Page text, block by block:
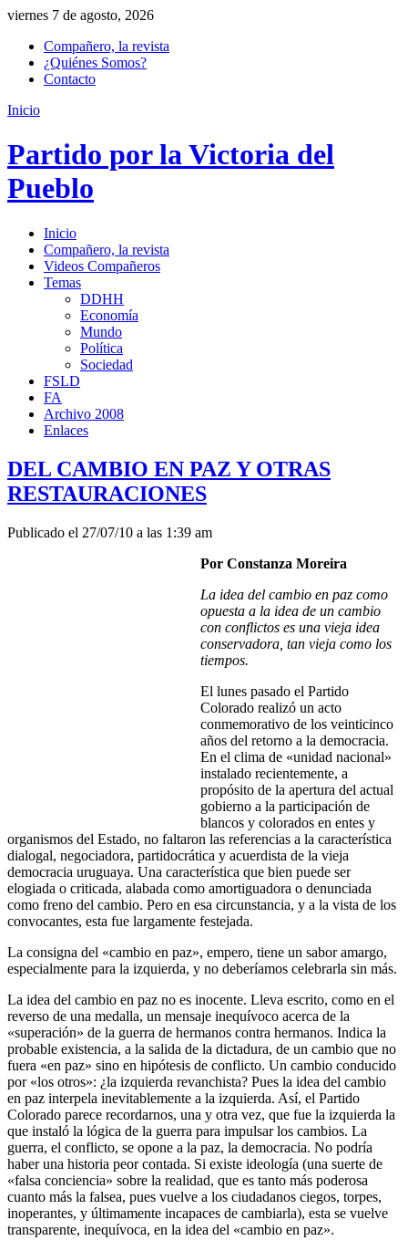
viernes 7 de agosto, 2026
Compañero, la revista
¿Quiénes Somos?
Contacto
Inicio
Partido por la Victoria del
Pueblo
Inicio
Compañero, la revista
Videos Compañeros
Temas
DDHH
Economía
Mundo
Política
Sociedad
FSLD
FA
Archivo 2008
Enlaces
DEL CAMBIO EN PAZ Y OTRAS
RESTAURACIONES
Publicado el 27/07/10 a las 1:39 am
Por Constanza Moreira
La idea del cambio en paz como
opuesta a la idea de un cambio
con conflictos es una vieja idea
conservadora, tan vieja como los
tiempos.
El lunes pasado el Partido
Colorado realizó un acto
conmemorativo de los veinticinco
años del retorno a la democracia.
En el clima de «unidad nacional»
instalado recientemente, a
propósito de la apertura del actual
gobierno a la participación de
blancos y colorados en entes y
organismos del Estado, no faltaron las referencias a la característica
dialogal, negociadora, partidocrática y acuerdista de la vieja
democracia uruguaya. Una característica que bien puede ser
elogiada o criticada, alabada como amortiguadora o denunciada
como freno del cambio. Pero en esa circunstancia, y a la vista de los
convocantes, esta fue largamente festejada.
La consigna del «cambio en paz», empero, tiene un sabor amargo,
especialmente para la izquierda, y no deberíamos celebrarla sin más.
La idea del cambio en paz no es inocente. Lleva escrito, como en el
reverso de una medalla, un mensaje inequívoco acerca de la
«superación» de la guerra de hermanos contra hermanos. Indica la
probable existencia, a la salida de la dictadura, de un cambio que no
fuera «en paz» sino en hipótesis de conflicto. Un cambio conducido
por «los otros»: ¿la izquierda revanchista? Pues la idea del cambio
en paz interpela inevitablemente a la izquierda. Así, el Partido
Colorado parece recordarnos, una y otra vez, que fue la izquierda la
que instaló la lógica de la guerra para impulsar los cambios. La
guerra, el conflicto, se opone a la paz, la democracia. No podría
haber una historia peor contada. Si existe ideología (una suerte de
«falsa conciencia» sobre la realidad, que es tanto más poderosa
cuanto más la falsea, pues vuelve a los ciudadanos ciegos, torpes,
inoperantes, y últimamente incapaces de cambiarla), esta se vuelve
transparente, inequívoca, en la idea del «cambio en paz».